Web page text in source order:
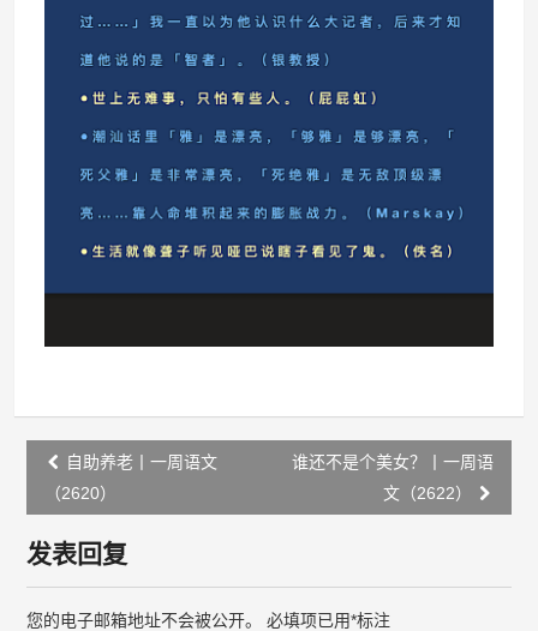
Post
navigation
自助养老丨一周语文
（2620）
谁还不是个美女？丨一周语
文（2622）
发表回复
您的电子邮箱地址不会被公开。 必填项已用*标注